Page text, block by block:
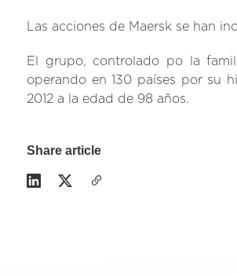
Las acciones de Maersk se han
El grupo, controlado po la
operando en 130 países por su
2012 a la edad de 98 años.
Share article